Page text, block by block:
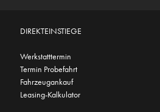
DIREKTEINSTIEGE
Werkstatttermin
Termin Probefahrt
Fahrzeugankauf
Leasing-Kalkulator